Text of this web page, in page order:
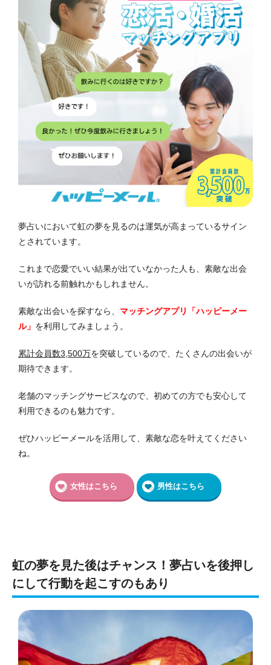
夢占いにおいて虹の夢を見るのは運気が高まっているサイン
とされています。
これまで恋愛でいい結果が出ていなかった人も、素敵な出会
いが訪れる前触れかもしれません。
素敵な出会いを探すなら、 マッチングアプリ「ハッピーメー
ル」 を利用してみましょう。
累計会員数3,500万を突破しているので、たくさんの出会いが
期待できます。
老舗のマッチングサービスなので、初めての方でも安心して
利用できるのも魅力です。
ぜひハッピーメールを活用して、素敵な恋を叶えてください
ね。
女性はこちら 男性はこちら
虹の夢を見た後はチャンス！夢占いを後押し
にして行動を起こすのもあり